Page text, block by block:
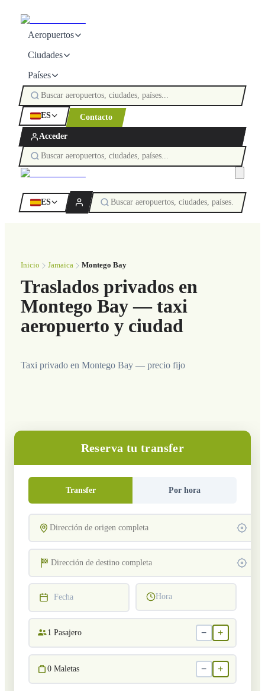
Aeropuertos
Ciudades
Países
ES Contacto
Acceder
ES
Inicio Jamaica Montego Bay
Traslados privados en
Montego Bay — taxi
aeropuerto y ciudad
Taxi privado en Montego Bay — precio fijo
Reserva tu transfer
Transfer Por hora
Fecha Hora
1 Pasajero − +
0 Maletas − +